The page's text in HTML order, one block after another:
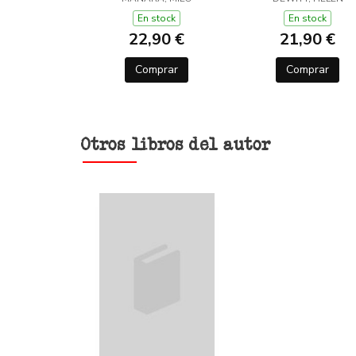
En stock
22,90 €
Comprar
TRUCOS)
En stock
21,90 €
Comprar
Otros libros del autor